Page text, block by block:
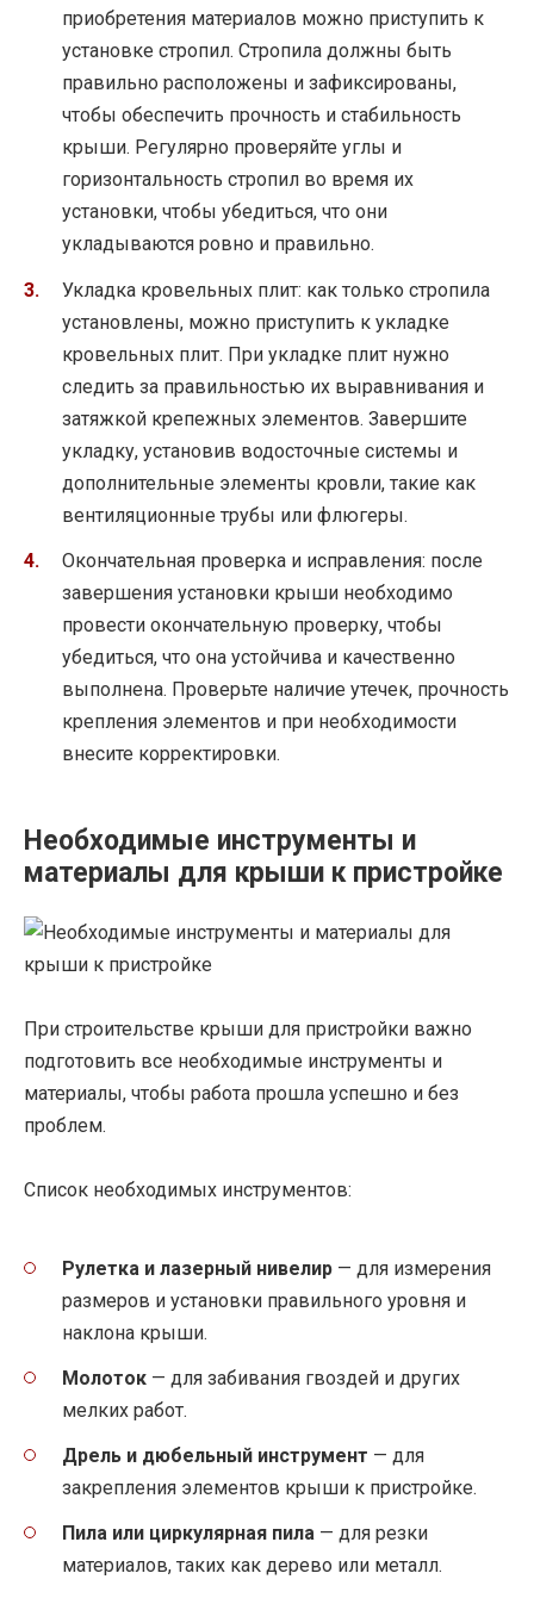
приобретения материалов можно приступить к
установке стропил. Стропила должны быть
правильно расположены и зафиксированы,
чтобы обеспечить прочность и стабильность
крыши. Регулярно проверяйте углы и
горизонтальность стропил во время их
установки, чтобы убедиться, что они
укладываются ровно и правильно.
Укладка кровельных плит: как только стропила
установлены, можно приступить к укладке
кровельных плит. При укладке плит нужно
следить за правильностью их выравнивания и
затяжкой крепежных элементов. Завершите
укладку, установив водосточные системы и
дополнительные элементы кровли, такие как
вентиляционные трубы или флюгеры.
Окончательная проверка и исправления: после
завершения установки крыши необходимо
провести окончательную проверку, чтобы
убедиться, что она устойчива и качественно
выполнена. Проверьте наличие утечек, прочность
крепления элементов и при необходимости
внесите корректировки.
Необходимые инструменты и
материалы для крыши к пристройке
При строительстве крыши для пристройки важно
подготовить все необходимые инструменты и
материалы, чтобы работа прошла успешно и без
проблем.
Список необходимых инструментов:
Рулетка и лазерный нивелир — для измерения
размеров и установки правильного уровня и
наклона крыши.
Молоток — для забивания гвоздей и других
мелких работ.
Дрель и дюбельный инструмент — для
закрепления элементов крыши к пристройке.
Пила или циркулярная пила — для резки
материалов, таких как дерево или металл.